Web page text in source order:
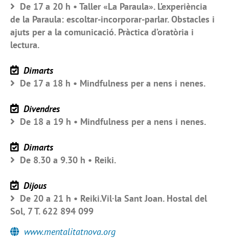
De 17 a 20 h • Taller «La Paraula». L’experiència
de la Paraula: escoltar-incorporar-parlar. Obstacles i
ajuts per a la comunicació. Pràctica d’oratòria i
lectura.
Dimarts
De 17 a 18 h • Mindfulness per a nens i nenes.
Divendres
De 18 a 19 h • Mindfulness per a nens i nenes.
Dimarts
De 8.30 a 9.30 h • Reiki.
Dijous
De 20 a 21 h • Reiki.Vil·la Sant Joan. Hostal del
Sol, 7 T. 622 894 099
www.mentalitatnova.org